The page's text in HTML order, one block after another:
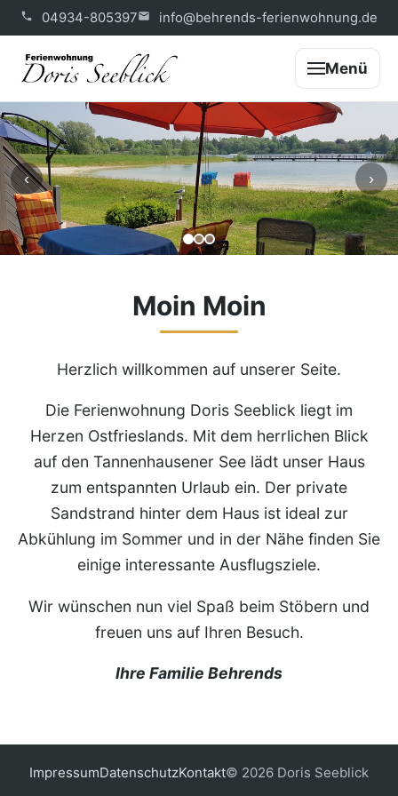
04934-805397 info@behrends-ferienwohnung.de
Menü
‹ ›
Moin Moin
Herzlich willkommen auf unserer Seite.
Die Ferienwohnung Doris Seeblick liegt im
Herzen Ostfrieslands. Mit dem herrlichen Blick
auf den Tannenhausener See lädt unser Haus
zum entspannten Urlaub ein. Der private
Sandstrand hinter dem Haus ist ideal zur
Abkühlung im Sommer und in der Nähe finden Sie
einige interessante Ausflugsziele.
Wir wünschen nun viel Spaß beim Stöbern und
freuen uns auf Ihren Besuch.
Ihre Familie Behrends
ImpressumDatenschutzKontakt© 2026 Doris Seeblick